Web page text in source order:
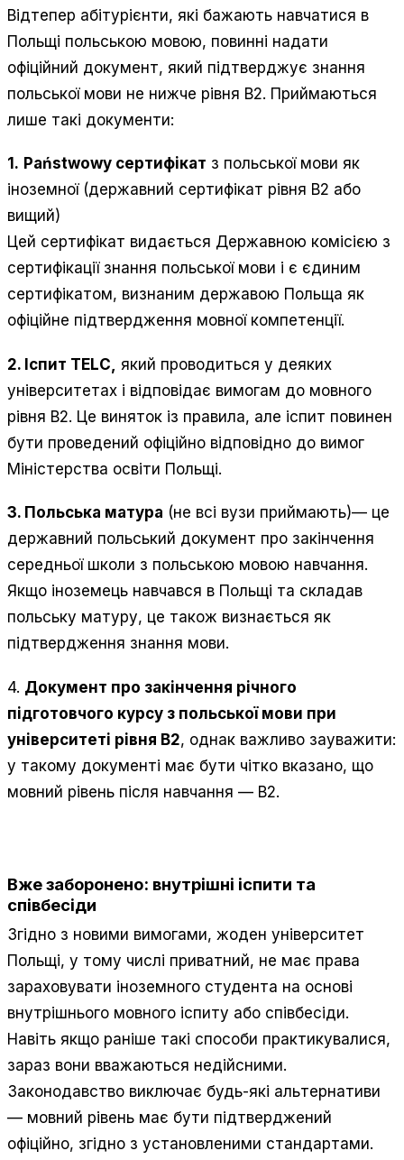
Відтепер абітурієнти, які бажають навчатися в
Польщі польською мовою, повинні надати
офіційний документ, який підтверджує знання
польської мови не нижче рівня B2. Приймаються
лише такі документи:
1. Państwowy сертифікат з польської мови як
іноземної (державний сертифікат рівня B2 або
вищий)
Цей сертифікат видається Державною комісією з
сертифікації знання польської мови і є єдиним
сертифікатом, визнаним державою Польща як
офіційне підтвердження мовної компетенції.
2. Іспит TELС,
який проводиться у деяких
університетах і відповідає вимогам до мовного
рівня B2. Це виняток із правила, але іспит повинен
бути проведений офіційно відповідно до вимог
Міністерства освіти Польщі.
3. Польська матура (не всі вузи приймають)— це
державний польський документ про закінчення
середньої школи з польською мовою навчання.
Якщо іноземець навчався в Польщі та складав
польську матуру, це також визнається як
підтвердження знання мови.
4. Документ про закінчення річного
підготовчого курсу з польської мови при
університеті рівня В2, однак важливо зауважити:
у такому документі має бути чітко вказано, що
мовний рівень після навчання — B2.
Вже заборонено: внутрішні іспити та
співбесіди
Згідно з новими вимогами, жоден університет
Польщі, у тому числі приватний, не має права
зараховувати іноземного студента на основі
внутрішнього мовного іспиту або співбесіди.
Навіть якщо раніше такі способи практикувалися,
зараз вони вважаються недійсними.
Законодавство виключає будь-які альтернативи
— мовний рівень має бути підтверджений
офіційно, згідно з установленими стандартами.